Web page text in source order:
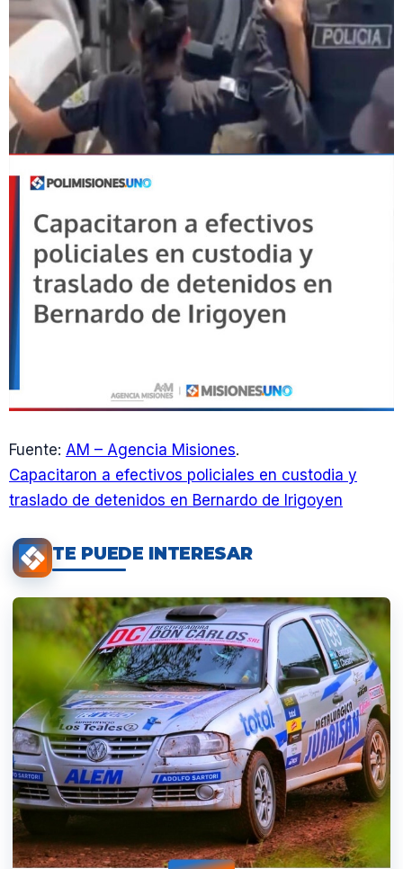
Fuente: AM – Agencia Misiones.
Capacitaron a efectivos policiales en custodia y
traslado de detenidos en Bernardo de Irigoyen
TE PUEDE INTERESAR